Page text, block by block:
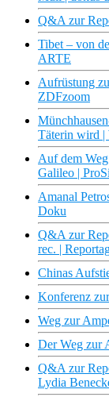
Q&A zur
Tibet – von
ARTE
Aufrüstung
ZDFzoom
Täterin wird |
Auf dem
Galileo |
Amanal
Doku
Q&A zur
rec. |
Chinas
Konferenz
Weg zur
Der Weg zur
Q&A zur
Lydia